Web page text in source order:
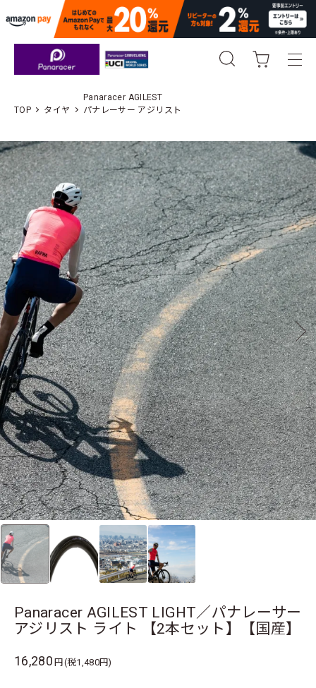
TOP タイヤ
Panaracer AGILEST
パナレーサー アジリスト
Panaracer AGILEST LIGHT／パナレーサー
アジリスト ライト 【2本セット】【国産】
16,280 円(税1,480円)